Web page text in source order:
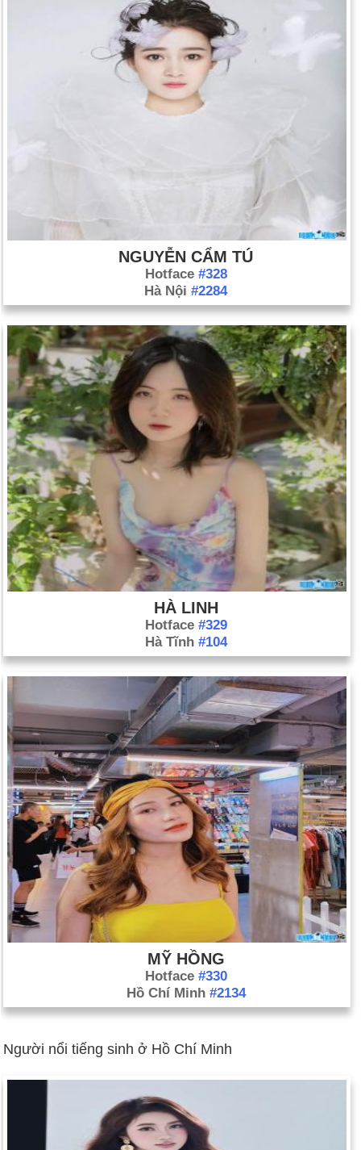
NGUYỄN CẨM TÚ
Hotface #328
Hà Nội #2284
HÀ LINH
Hotface #329
Hà Tĩnh #104
MỸ HỒNG
Hotface #330
Hồ Chí Minh #2134
Người nổi tiếng sinh ở Hồ Chí Minh